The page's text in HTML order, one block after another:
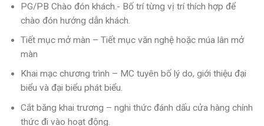
PG/PB Chào đón khách.- Bố trí từng vị trí thích hợp để
chào đón hướng dẫn khách.
Tiết mục mở màn – Tiết mục văn nghệ hoặc múa lân mở
màn
Khai mạc chương trình – MC tuyên bố lý do, giới thiệu đại
biểu và đại biểu phát biểu.
Cắt băng khai trương – nghi thức đánh dấu cửa hàng chính
thức đi vào hoạt động.